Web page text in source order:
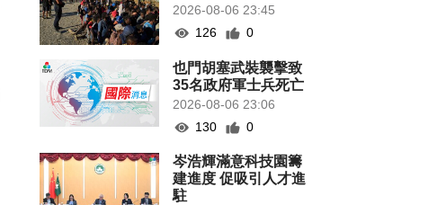
2026-08-06 23:45
126
0
也門胡塞武裝襲擊致
35名政府軍士兵死亡
2026-08-06 23:06
130
0
岑浩輝滿意科技園籌
建進度 促吸引人才進
駐